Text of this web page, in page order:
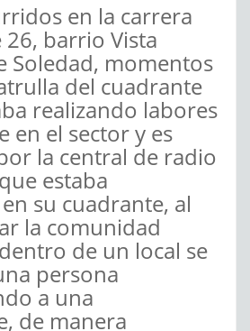
en la carrera
26, barrio Vista
Soledad, momentos
del cuadrante
realizando labores
en el sector y es
la central de radio
estaba
su cuadrante, al
la comunidad
de un local se
persona
a una
de manera